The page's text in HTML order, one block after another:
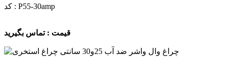
کد : P55-30amp
قیمت : تماس بگیرید